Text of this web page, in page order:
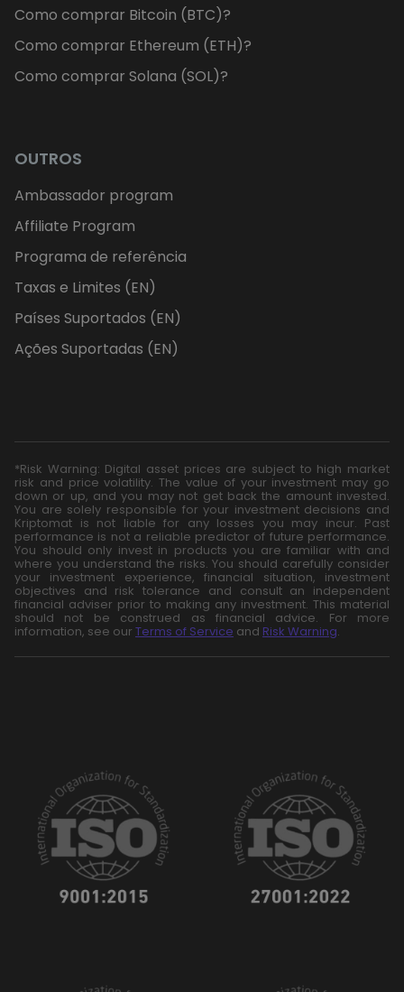
Como comprar Bitcoin (BTC)?
Como comprar Ethereum (ETH)?
Como comprar Solana (SOL)?
OUTROS
Ambassador program
Affiliate Program
Programa de referência
Taxas e Limites (EN)
Países Suportados (EN)
Ações Suportadas (EN)
*Risk Warning: Digital asset prices are subject to high market
risk and price volatility. The value of your investment may go
down or up, and you may not get back the amount invested.
You are solely responsible for your investment decisions and
Kriptomat is not liable for any losses you may incur. Past
performance is not a reliable predictor of future performance.
You should only invest in products you are familiar with and
where you understand the risks. You should carefully consider
your investment experience, financial situation, investment
objectives and risk tolerance and consult an independent
financial adviser prior to making any investment. This material
should not be construed as financial advice. For more
information, see our Terms of Service and Risk Warning.